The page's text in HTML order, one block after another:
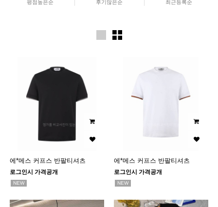
평점높은순 후기많은순 최근등록순
에*메스 커프스 반팔티셔츠
로그인시 가격공개
NEW
에*메스 커프스 반팔티셔츠
로그인시 가격공개
NEW